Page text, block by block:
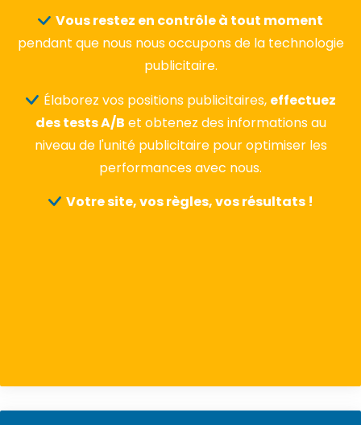
Vous restez en contrôle à tout moment
pendant que nous nous occupons de la technologie
publicitaire.
Élaborez vos positions publicitaires, effectuez
des tests A/B et obtenez des informations au
niveau de l'unité publicitaire pour optimiser les
performances avec nous.
Votre site, vos règles, vos résultats !